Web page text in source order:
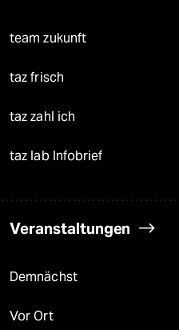
team zukunft
taz frisch
taz zahl ich
taz lab Infobrief
Veranstaltungen
Demnächst
Vor Ort